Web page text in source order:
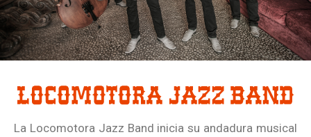
La Locomotora Jazz Band inicia su andadura musical